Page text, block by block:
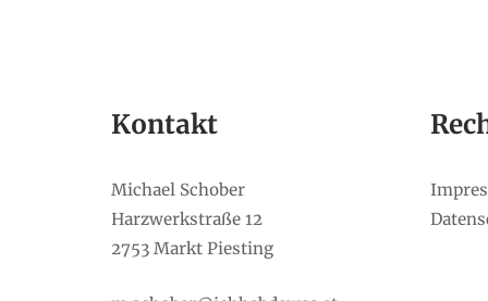
Kontakt
Michael Schober
Harzwerkstraße 12
2753 Markt Piesting